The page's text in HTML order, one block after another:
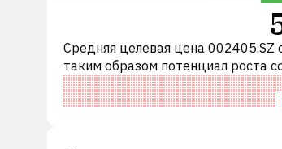
Средняя целевая цена 002405.SZ
таким образом потенциал роста
Обычно это означает
среди инвестиционных компаний.